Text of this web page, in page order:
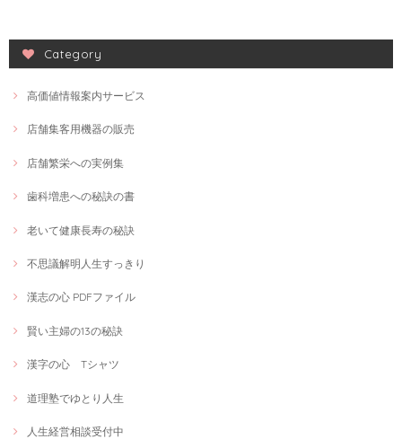
Category
高価値情報案内サービス
店舗集客用機器の販売
店舗繁栄への実例集
歯科増患への秘訣の書
老いて健康長寿の秘訣
不思議解明人生すっきり
漢志の心 PDFファイル
賢い主婦の13の秘訣
漢字の心 Tシャツ
道理塾でゆとり人生
人生経営相談受付中